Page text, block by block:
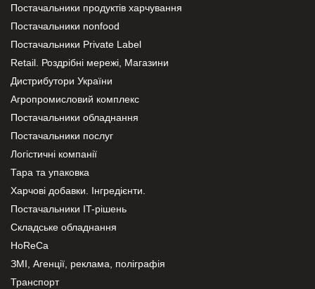
Постачальники продуктів харчування
Постачальники nonfood
Постачальники Private Label
Retail. Роздрібні мережі, Магазини
Дистрибутори України
Агропромисловий комплекс
Постачальники обладнання
Постачальники послуг
Логістичні компанії
Тара та упаковка
Харчові добавки. Інгредієнти.
Постачальники IT-рішень
Складське обладнання
HoReCa
ЗМІ, Агенції, реклама, поліграфія
Транспорт